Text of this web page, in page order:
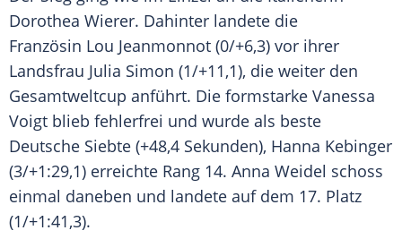
Dorothea Wierer. Dahinter landete die
Französin Lou Jeanmonnot (0/+6,3) vor ihrer
Landsfrau Julia Simon (1/+11,1), die weiter den
Gesamtweltcup anführt. Die formstarke Vanessa
Voigt blieb fehlerfrei und wurde als beste
Deutsche Siebte (+48,4 Sekunden), Hanna Kebinger
(3/+1:29,1) erreichte Rang 14. Anna Weidel schoss
einmal daneben und landete auf dem 17. Platz
(1/+1:41,3).